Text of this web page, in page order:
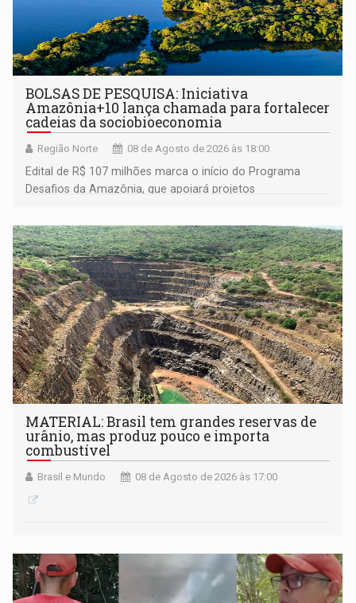
BOLSAS DE PESQUISA: Iniciativa
Amazônia+10 lança chamada para fortalecer
cadeias da sociobioeconomia
Região Norte 08 de Agosto de 2026 às 18:00
Edital de R$ 107 milhões marca o início do Programa
Desafios da Amazônia, que apoiará projetos
submissão de pré-propostas poderá ser feita até 1º de
setembro
MATERIAL: Brasil tem grandes reservas de
urânio, mas produz pouco e importa
combustível
Brasil e Mundo 08 de Agosto de 2026 às 17:00